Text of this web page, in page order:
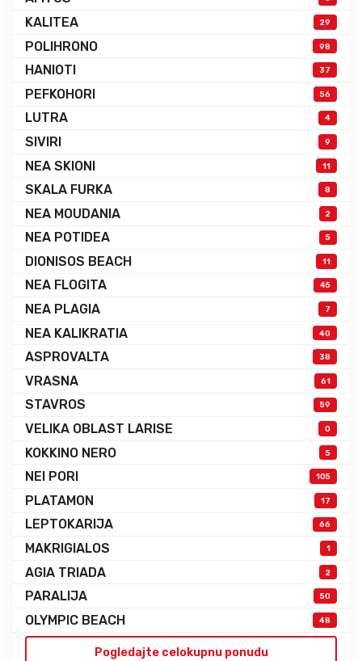
KALITEA 29
POLIHRONO 98
HANIOTI 37
PEFKOHORI 56
LUTRA 4
SIVIRI 9
NEA SKIONI 11
SKALA FURKA 8
NEA MOUDANIA 2
NEA POTIDEA 5
DIONISOS BEACH 11
NEA FLOGITA 45
NEA PLAGIA 7
NEA KALIKRATIA 40
ASPROVALTA 38
VRASNA 61
STAVROS 59
VELIKA OBLAST LARISE 0
KOKKINO NERO 5
NEI PORI 105
PLATAMON 17
LEPTOKARIJA 66
MAKRIGIALOS 1
AGIA TRIADA 2
PARALIJA 50
OLYMPIC BEACH 48
Pogledajte celokupnu ponudu